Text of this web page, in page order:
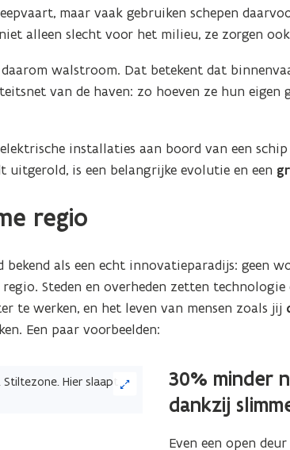
afbeelding
voor
vergrote
weergave)
maar vaak gebruiken schepen
alleen slecht voor het milieu, ze zorgen
walstroom. Dat betekent dat
van de haven: zo hoeven ze hun eigen
installaties aan boord van een
is een belangrijke evolutie en een
regio
als een echt innovatieparadijs: geen
.Steden en overheden zetten
te werken, en het leven van mensen zoals jij
Een paar voorbeelden:
30% minder
dankzij
Even een open